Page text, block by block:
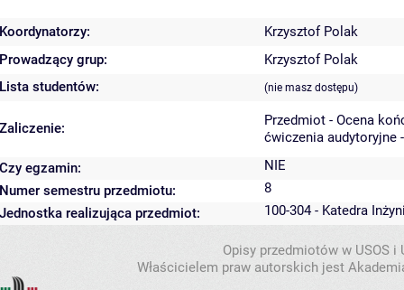
Koordynatorzy:
Krzysztof Polak
Prowadzący grup:
Krzysztof Polak
Lista studentów:
(nie masz dostępu)
Zaliczenie:
Przedmiot - Ocena
ćwiczenia audytoryjne
Czy egzamin:
NIE
Numer semestru przedmiotu:
8
Jednostka realizująca przedmiot:
100-304 - Katedra
Opisy przedmiotów w USOS
Właścicielem praw autorskich jest